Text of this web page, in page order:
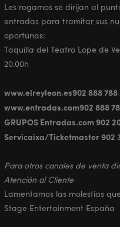
Les rogamos se dirijan al
entradas para tramitar sus
oportunas:
Taquilla del Teatro Lope de
20.00h
www.elreyleon.es902 888 788
www.entradas.com902 888
GRUPOS Entradas.com902
Servicaixa/Ticketmaster902
Para otros canales de venta
Atención al Cliente
Lamentamos las molestias
Stage Entertainment España